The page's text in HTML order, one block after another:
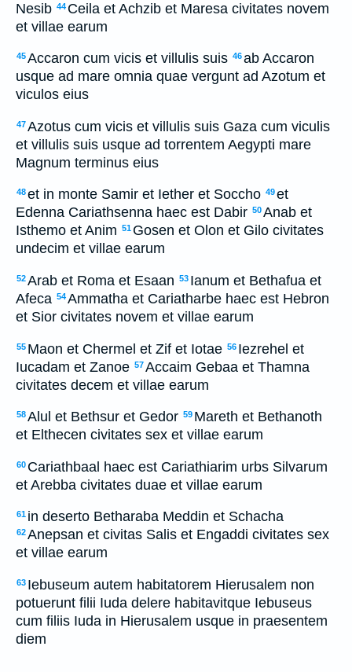
Nesib 44 Ceila et Achzib et Maresa civitates novem
et villae earum
45Accaron cum vicis et villulis suis 46ab Accaron
usque ad mare omnia quae vergunt ad Azotum et
viculos eius
47Azotus cum vicis et villulis suis Gaza cum viculis
et villulis suis usque ad torrentem Aegypti mare
Magnum terminus eius
48et in monte Samir et Iether et Soccho 49et
Edenna Cariathsenna haec est Dabir 50Anab et
Isthemo et Anim 51 Gosen et Olon et Gilo civitates
undecim et villae earum
52Arab et Roma et Esaan 53 Ianum et Bethafua et
Afeca 54Ammatha et Cariatharbe haec est Hebron
et Sior civitates novem et villae earum
55 Maon et Chermel et Zif et Iotae 56 Iezrehel et
Iucadam et Zanoe 57Accaim Gebaa et Thamna
civitates decem et villae earum
58Alul et Bethsur et Gedor 59 Mareth et Bethanoth
et Elthecen civitates sex et villae earum
60 Cariathbaal haec est Cariathiarim urbs Silvarum
et Arebba civitates duae et villae earum
61 in deserto Betharaba Meddin et Schacha
62Anepsan et civitas Salis et Engaddi civitates sex
et villae earum
63 Iebuseum autem habitatorem Hierusalem non
potuerunt filii Iuda delere habitavitque Iebuseus
cum filiis Iuda in Hierusalem usque in praesentem
diem